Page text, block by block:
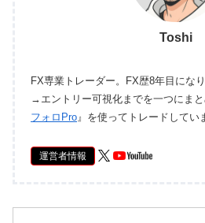
Toshi
FX専業トレーダー。FX歴8年目にな
→エントリー可視化までを一つにま
フォロPro 』を使ってトレードしてい
運営者情報